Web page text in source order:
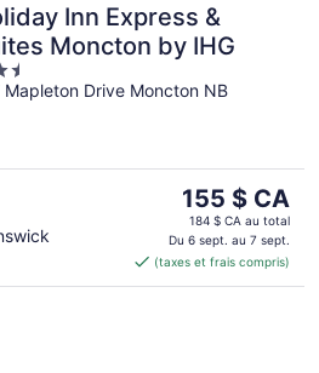
Inn Express &
Moncton by IHG
Mapleton Drive Moncton NB
Le
prix
est
de 155 $ CA
par
155 $ CA
184 $ CA au total
Du 6 sept. au 7 sept.
(taxes et frais compris)